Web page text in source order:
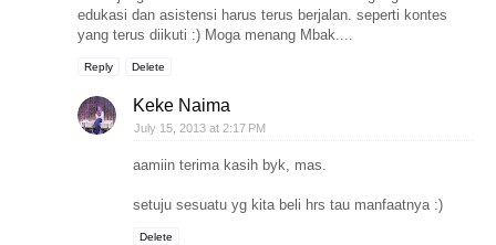
edukasi dan asistensi harus terus berjalan. seperti kontes
yang terus diikuti :) Moga menang Mbak....
Reply Delete
Keke Naima
July 15, 2013 at 2:17 PM
aamiin terima kasih byk, mas.
setuju sesuatu yg kita beli hrs tau manfaatnya :)
Delete